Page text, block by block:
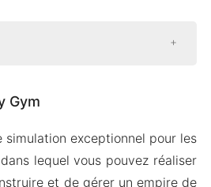
avec une variété
votre salle de sport
parmi plusieurs sections pour
Gym
simulation exceptionnel pour les
lequel vous pouvez réaliser
et de gérer un empire de